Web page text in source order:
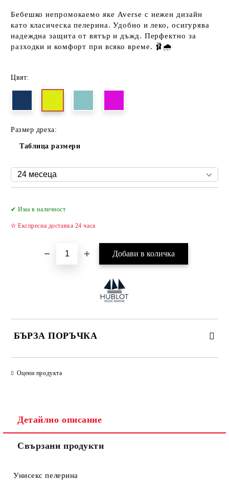
Бебешконепромокаемо яке Averse с нежен дизайн
като класическа пелерина. Удобно и леко, осигурява
надеждна защита от вятър и дъжд. Перфектно за
разходки и комфорт при всяко време. 🩰🌧️
Цвят:
Размер дреха:
Таблица размери
✔ Има в наличност
✫ Експресна доставка 24 часа
БЪРЗА ПОРЪЧКА
Ние ще се свържем с вас в рамките на работния ден.
Оцени продукта
Детайлно описание
Свързани продукти
Унисекс пелерина